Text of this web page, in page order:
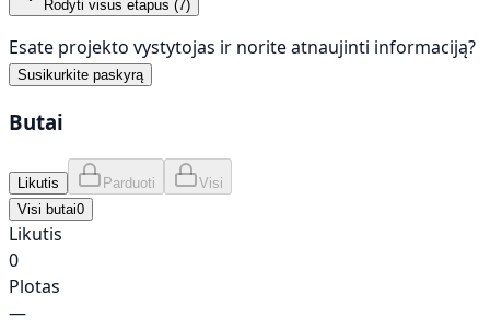
Rodyti visus etapus (7)
Esate projekto vystytojas ir norite atnaujinti informaciją?
Susikurkite paskyrą
Butai
Likutis Parduoti
Visi
Visi butai0
Likutis
0
Plotas
—